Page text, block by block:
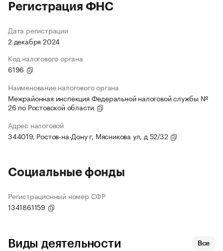
Регистрация ФНС
Дата регистрации
2 декабря 2024
Код налогового органа
6196
Наименование налогового органа
Межрайонная инспекция Федеральной налоговой службы №
26 по Ростовской области
Адрес налоговой
344019, Ростов-на-Дону г, Мясникова ул, д 52/32
Социальные фонды
Регистрационный номер СФР
1341861159
Виды деятельности Все